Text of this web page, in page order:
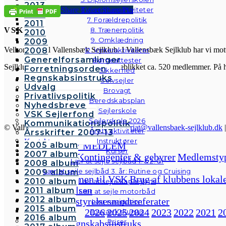
6. Sommeraktiviteter
7. Forældrepolitik
8. Trænerpolitik
9. Omklædning
12. Vinteraktiviteter
Børneattester
Sikkerhed
Selvsejler
Brovagt
Beredskabsplan
Sejlerskole
Sejlerskole 2026
Årets aktiviteter
Instruktører
Kurser
Lær at sejle sejlbåd 1. & 2. år
Lær at sejle sejlbåd 3. år: Rutine og Cruising
Lær at sejle kapsejlads
Lær at sejle motorbåd
Lær navigation
Tovværkskursus
Priser
2013
2012
2011
2010
2009
2008
Generelforsamlinger
Forretningsorden
Regnskabsinstruks
Udvalg
Privatlivspolitik
Nyhedsbreve
VSK Sejlerfond
Kommunikationspolitik
Årsskrifter 2007-13
Kontakt
Galleri
Andre fotos
2005 album
2007 album
2008 album
2009 album
2010 album
2011 album
2012 album
2015 album
2016 album
Share Tweet Share Pin
VSK
Velkommen til Vallensbæk Sejlklub. I Vallensbæk Sejlklub har vi
Sejlklubben er fra 1958 og har for øjeblikket ca. 520 medlemmer.
© Vallensbæk Sejlklub | E-mail:sekretariat@vallensbaek-sejlklub.dk |
Forside
BLIV MEDLEM
Kontingenter & gebyrer
Om klubben
Velkommen til VSKBrug af klubbens
Bestyrelsen
Bestyrelsesmødereferater
202620252024 2023 2022 2021
Regnskabsinstruks